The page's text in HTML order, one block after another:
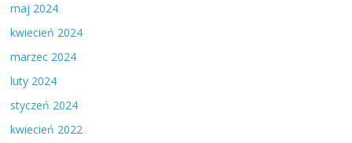
maj 2024
kwiecień 2024
marzec 2024
luty 2024
styczeń 2024
kwiecień 2022